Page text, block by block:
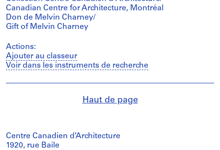
Canadian Centre for Architecture, Montréal
Don de Melvin Charney/
Gift of Melvin Charney
Actions:
Ajouter au classeur
Voir dans les instruments de recherche
Haut de page
Centre Canadien d’Architecture
1920, rue Baile